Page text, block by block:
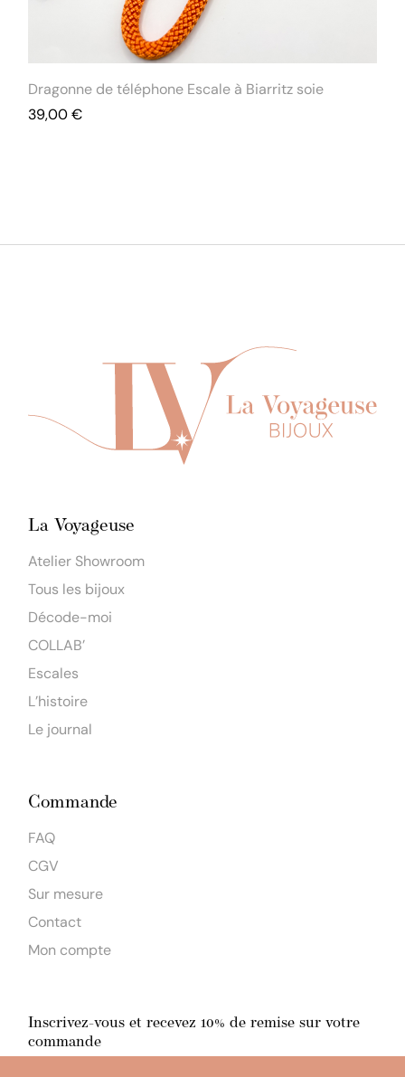
Dragonne de téléphone Escale à Biarritz soie
39,00€
La Voyageuse
Atelier Showroom
Tous les bijoux
Décode-moi
COLLAB’
Escales
L’histoire
Le journal
Commande
FAQ
CGV
Sur mesure
Contact
Mon compte
Inscrivez-vous et recevez 10% de remise sur votre
commande